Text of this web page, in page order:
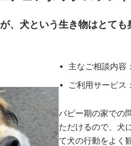
、犬という生き物はとて
主なご相談内容
ご利用サービス
パピー期の家での
ただけるので、犬
て犬の行動をよく